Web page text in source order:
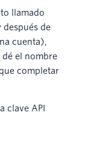
llamado
después de
cuenta),
el nombre
completar
clave API